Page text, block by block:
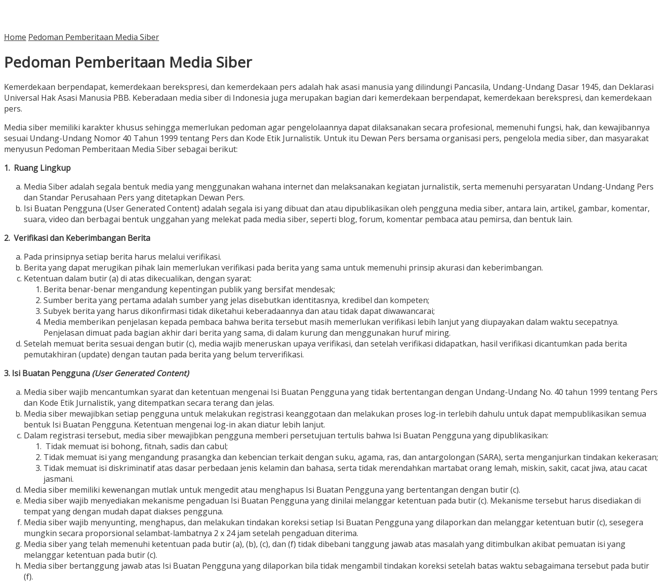
Home Pedoman Pemberitaan Media Siber
Pedoman Pemberitaan Media Siber
Kemerdekaan berpendapat, kemerdekaan berekspresi, dan kemerdekaan pers adalah hak asasi manusia yang dilindungi Pancasila, Undang-Undang Dasar 1945, dan Deklarasi
Universal Hak Asasi Manusia PBB. Keberadaan media siber di Indonesia juga merupakan bagian dari kemerdekaan berpendapat, kemerdekaan berekspresi, dan kemerdekaan
pers.
Media siber memiliki karakter khusus sehingga memerlukan pedoman agar pengelolaannya dapat dilaksanakan secara profesional, memenuhi fungsi, hak, dan kewajibannya
sesuai Undang-Undang Nomor 40 Tahun 1999 tentang Pers dan Kode Etik Jurnalistik. Untuk itu Dewan Pers bersama organisasi pers, pengelola media siber, dan masyarakat
menyusun Pedoman Pemberitaan Media Siber sebagai berikut:
1. Ruang Lingkup
Media Siber adalah segala bentuk media yang menggunakan wahana internet dan melaksanakan kegiatan jurnalistik, serta memenuhi persyaratan Undang-Undang Pers
dan Standar Perusahaan Pers yang ditetapkan Dewan Pers.
Isi Buatan Pengguna (User Generated Content) adalah segala isi yang dibuat dan atau dipublikasikan oleh pengguna media siber, antara lain, artikel, gambar, komentar,
suara, video dan berbagai bentuk unggahan yang melekat pada media siber, seperti blog, forum, komentar pembaca atau pemirsa, dan bentuk lain.
2. Verifikasi dan Keberimbangan Berita
Pada prinsipnya setiap berita harus melalui verifikasi.
Berita yang dapat merugikan pihak lain memerlukan verifikasi pada berita yang sama untuk memenuhi prinsip akurasi dan keberimbangan.
Ketentuan dalam butir (a) di atas dikecualikan, dengan syarat:
Berita benar-benar mengandung kepentingan publik yang bersifat mendesak;
Sumber berita yang pertama adalah sumber yang jelas disebutkan identitasnya, kredibel dan kompeten;
Subyek berita yang harus dikonfirmasi tidak diketahui keberadaannya dan atau tidak dapat diwawancarai;
Media memberikan penjelasan kepada pembaca bahwa berita tersebut masih memerlukan verifikasi lebih lanjut yang diupayakan dalam waktu secepatnya.
Penjelasan dimuat pada bagian akhir dari berita yang sama, di dalam kurung dan menggunakan huruf miring.
Setelah memuat berita sesuai dengan butir (c), media wajib meneruskan upaya verifikasi, dan setelah verifikasi didapatkan, hasil verifikasi dicantumkan pada berita
pemutakhiran (update) dengan tautan pada berita yang belum terverifikasi.
3. Isi Buatan Pengguna (User Generated Content)
Media siber wajib mencantumkan syarat dan ketentuan mengenai Isi Buatan Pengguna yang tidak bertentangan dengan Undang-Undang No. 40 tahun 1999 tentang Pers
dan Kode Etik Jurnalistik, yang ditempatkan secara terang dan jelas.
Media siber mewajibkan setiap pengguna untuk melakukan registrasi keanggotaan dan melakukan proses log-in terlebih dahulu untuk dapat mempublikasikan semua
bentuk Isi Buatan Pengguna. Ketentuan mengenai log-in akan diatur lebih lanjut.
Dalam registrasi tersebut, media siber mewajibkan pengguna memberi persetujuan tertulis bahwa Isi Buatan Pengguna yang dipublikasikan:
Tidak memuat isi bohong, fitnah, sadis dan cabul;
Tidak memuat isi yang mengandung prasangka dan kebencian terkait dengan suku, agama, ras, dan antargolongan (SARA), serta menganjurkan tindakan kekerasan;
Tidak memuat isi diskriminatif atas dasar perbedaan jenis kelamin dan bahasa, serta tidak merendahkan martabat orang lemah, miskin, sakit, cacat jiwa, atau cacat
jasmani.
Media siber memiliki kewenangan mutlak untuk mengedit atau menghapus Isi Buatan Pengguna yang bertentangan dengan butir (c).
Media siber wajib menyediakan mekanisme pengaduan Isi Buatan Pengguna yang dinilai melanggar ketentuan pada butir (c). Mekanisme tersebut harus disediakan di
tempat yang dengan mudah dapat diakses pengguna.
Media siber wajib menyunting, menghapus, dan melakukan tindakan koreksi setiap Isi Buatan Pengguna yang dilaporkan dan melanggar ketentuan butir (c), sesegera
mungkin secara proporsional selambat-lambatnya 2 x 24 jam setelah pengaduan diterima.
Media siber yang telah memenuhi ketentuan pada butir (a), (b), (c), dan (f) tidak dibebani tanggung jawab atas masalah yang ditimbulkan akibat pemuatan isi yang
melanggar ketentuan pada butir (c).
Media siber bertanggung jawab atas Isi Buatan Pengguna yang dilaporkan bila tidak mengambil tindakan koreksi setelah batas waktu sebagaimana tersebut pada butir
(f).